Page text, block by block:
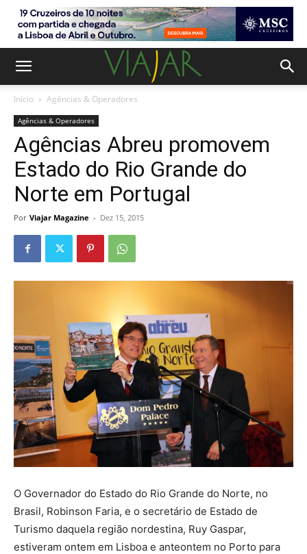
Início Agências & Operadores
Agências & Operadores
Agências Abreu promovem
Estado do Rio Grande do
Norte em Portugal
Por Viajar Magazine - Dez 15, 2015
O Governador do Estado do Rio Grande do Norte, no
Brasil, Robinson Faria, e o secretário de Estado de
Turismo daquela região nordestina, Ruy Gaspar,
estiveram ontem em Lisboa e anteontem no Porto para